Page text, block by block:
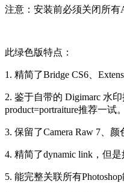
注意：安装前必须关闭所有
此绿色版特点：
1. 精简了Bridge CS6、
2. 鉴于自带的 Digimarc 水
product=portraiture推荐一试。
3. 保留了Camera Raw 7、颜
4. 精简了dynamic link，但
5. 能完整关联所有